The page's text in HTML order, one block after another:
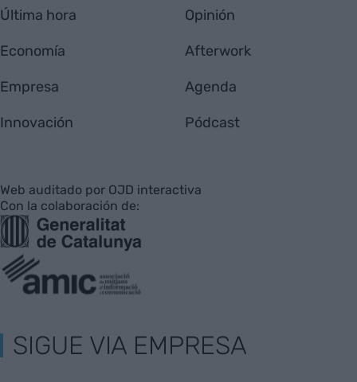
Última hora
Economía
Empresa
Innovación
Opinión
Afterwork
Agenda
Pódcast
Web auditado por OJD interactiva
Con la colaboración de:
SIGUE VIA EMPRESA